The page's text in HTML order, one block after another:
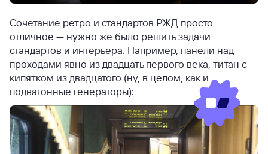
Сочетание ретро и стандартов РЖД просто
отличное — нужно же было решить задачи
стандартов и интерьера. Например, панели над
проходами явно из двадцать первого века, титан с
кипятком из двадцатого (ну, в целом, как и
подвагонные генераторы):